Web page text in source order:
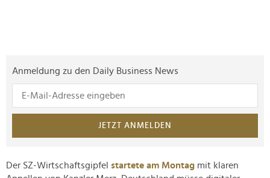
Anmeldung zu den Daily Business News
JETZT ANMELDEN
Der SZ-Wirtschaftsgipfel startete am Montag mit klaren